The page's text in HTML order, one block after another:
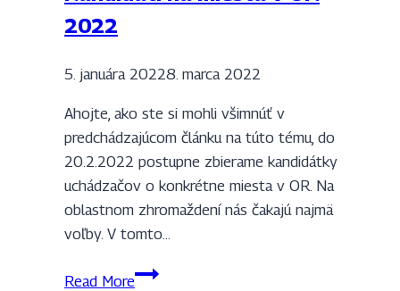
2022
5. januára 20228. marca 2022
Ahojte, ako ste si mohli všimnúť v
predchádzajúcom článku na túto tému, do
20.2.2022 postupne zbierame kandidátky
uchádzačov o konkrétne miesta v OR. Na
oblastnom zhromaždení nás čakajú najmä
voľby. V tomto…
Read MoreKandidáti